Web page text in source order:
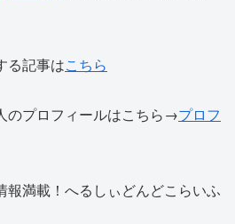
る記事はこちら
のプロフィールはこちら→プロフ
報満載！へるしぃどんどこらいふ